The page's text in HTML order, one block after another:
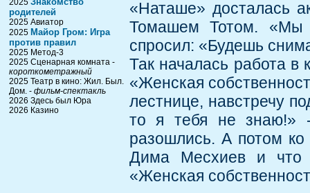
2025
родителей
2025 Авиатор
2025 Майор Гром: Игра
против правил
2025 Метод-3
2025 Сценарная комната -
короткометражный
2025 Театр в кино: Жил. Был.
Дом. - фильм-спектакль
2026 Здесь был Юра
2026 Казино
«Наташе» досталась
Томашем Тотом. «Мы
спросил: «Будешь
Так началась работа в
«Женская
лестнице, навстречу
то я тебя не
разошлись. А потом ко
Дима Месхиев и что
«Женская